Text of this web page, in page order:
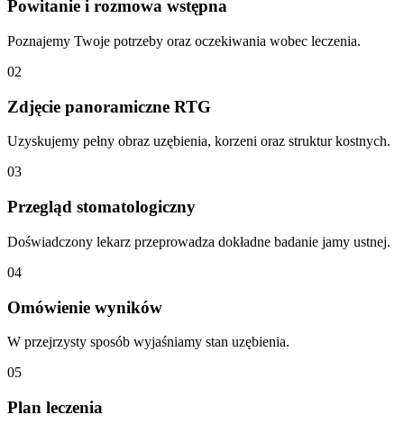
Powitanie i rozmowa wstępna
Poznajemy Twoje potrzeby oraz oczekiwania wobec leczenia.
02
Zdjęcie panoramiczne RTG
Uzyskujemy pełny obraz uzębienia, korzeni oraz struktur kostnych.
03
Przegląd stomatologiczny
Doświadczony lekarz przeprowadza dokładne badanie jamy ustnej.
04
Omówienie wyników
W przejrzysty sposób wyjaśniamy stan uzębienia.
05
Plan leczenia